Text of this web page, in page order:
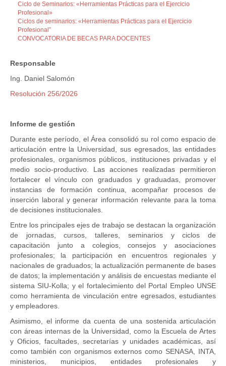
Ciclo de Seminarios: «Herramientas Prácticas para el Ejercicio
Profesional»
Ciclos de seminarios: «Herramientas Prácticas para el Ejercicio
Profesional”
CONVOCATORIA DE BECAS PARA DOCENTES
Responsable
Ing. Daniel Salomón
Resolución 256/2026
Informe de gestión
Durante este período, el Área consolidó su rol como espacio de
articulación entre la Universidad, sus egresados, las entidades
profesionales, organismos públicos, instituciones privadas y el
medio socio-productivo. Las acciones realizadas permitieron
fortalecer el vínculo con graduados y graduadas, promover
instancias de formación continua, acompañar procesos de
inserción laboral y generar información relevante para la toma
de decisiones institucionales.
Entre los principales ejes de trabajo se destacan la organización
de jornadas, cursos, talleres, seminarios y ciclos de
capacitación junto a colegios, consejos y asociaciones
profesionales; la participación en encuentros regionales y
nacionales de graduados; la actualización permanente de bases
de datos; la implementación y análisis de encuestas mediante el
sistema SIU-Kolla; y el fortalecimiento del Portal Empleo UNSE
como herramienta de vinculación entre egresados, estudiantes
y empleadores.
Asimismo, el informe da cuenta de una sostenida articulación
con áreas internas de la Universidad, como la Escuela de Artes
y Oficios, facultades, secretarías y unidades académicas, así
como también con organismos externos como SENASA, INTA,
ministerios, municipios, entidades profesionales y